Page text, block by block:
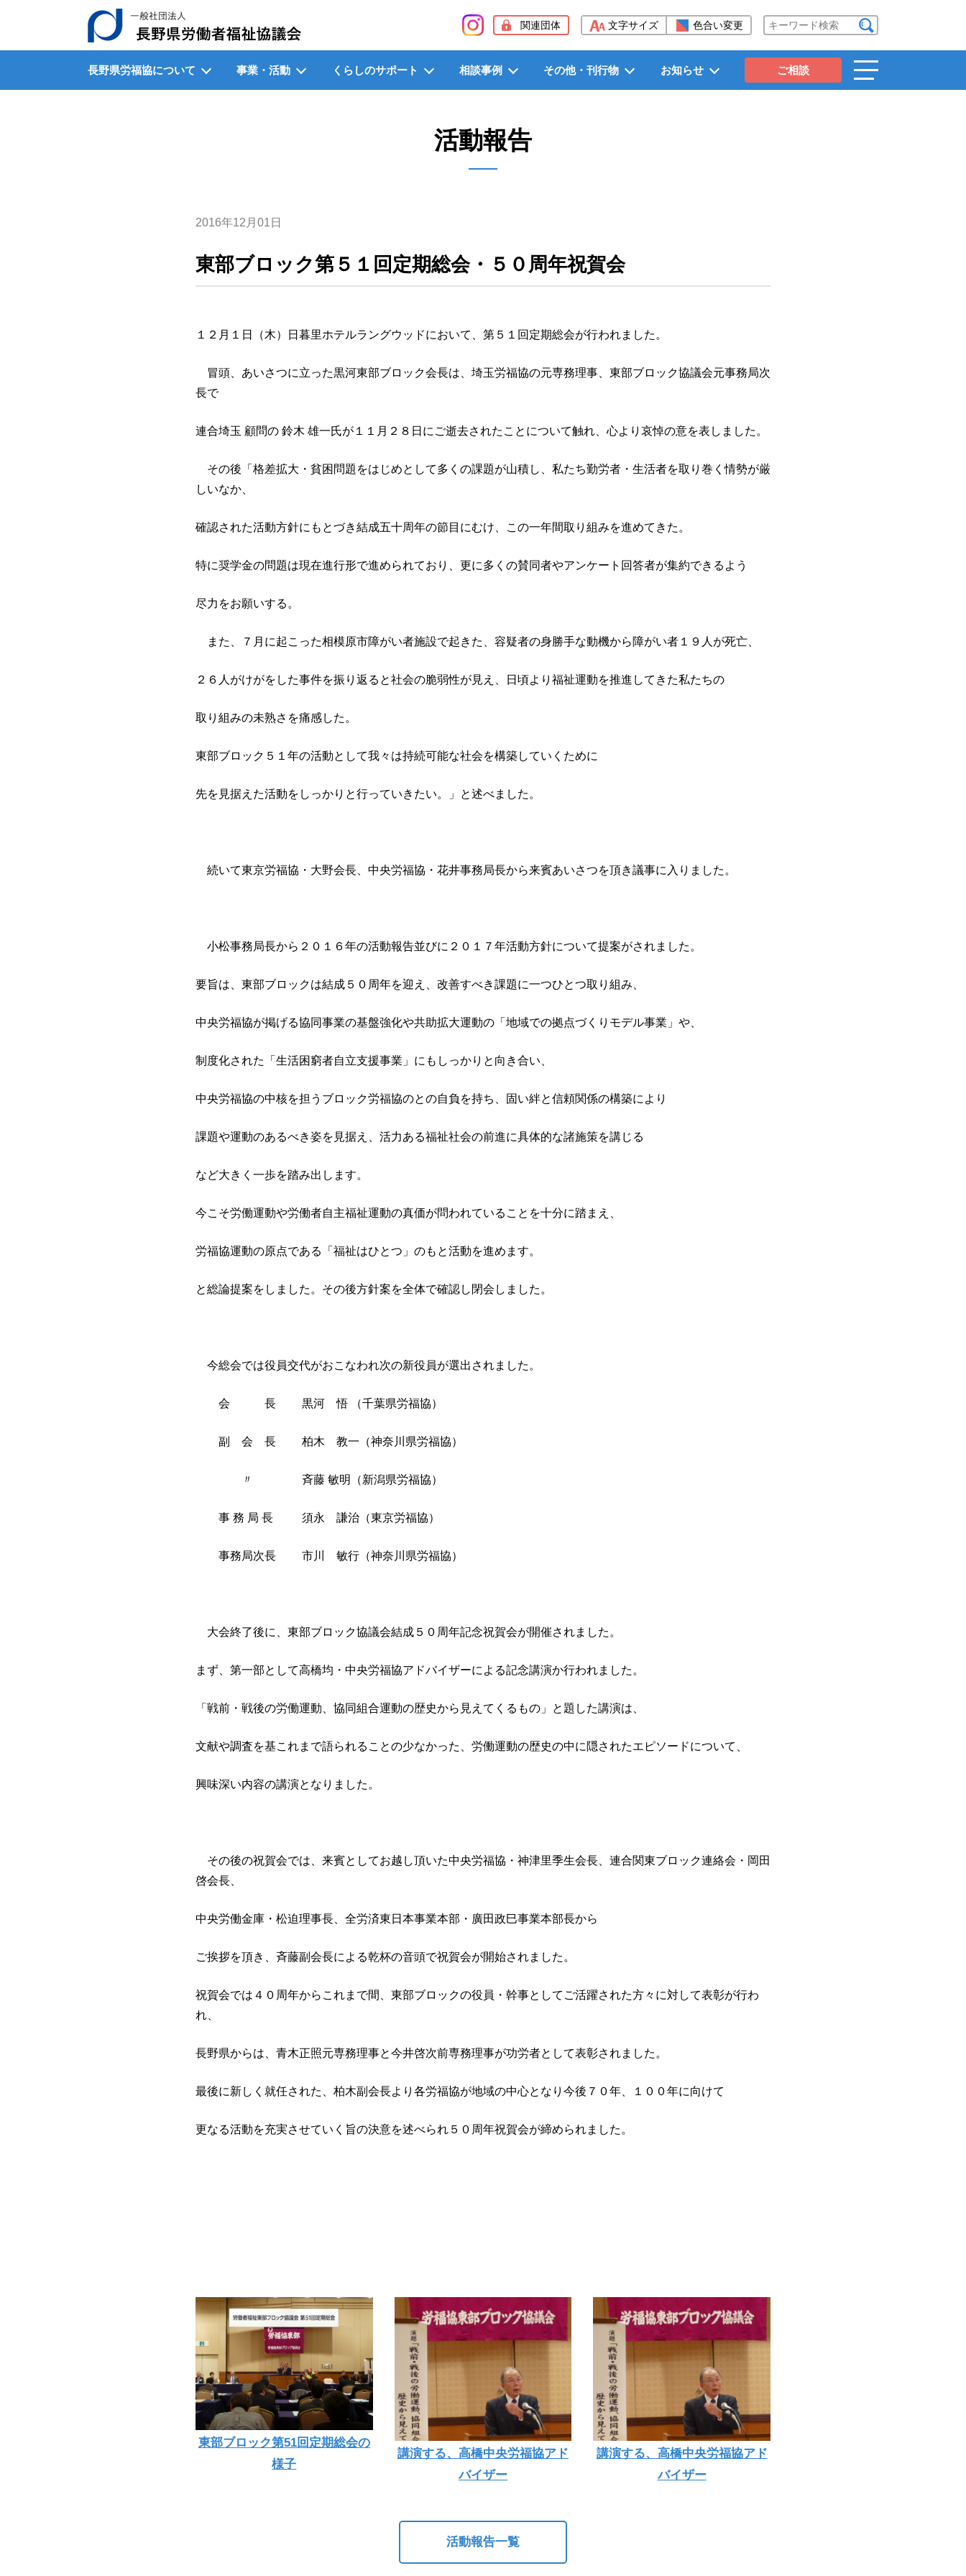
一般社団法人長野県労働者福祉協議会（長野県労福協）
関連団体 文字サイズ 色合い変更
長野県労福協について 事業・活動 くらしのサポート 相談事例 その他・刊行物 お知らせ ご相談
toggle
活動報告
2016年12月01日
東部ブロック第５１回定期総会・５０周年祝賀会
１２月１日（木）日暮里ホテルラングウッドにおいて、第５１回定期総会が行われました。
冒頭、あいさつに立った黒河東部ブロック会長は、埼玉労福協の元専務理事、東部ブロック協議会元事務局次
長で
連合埼玉 顧問の 鈴木 雄一氏が１１月２８日にご逝去されたことについて触れ、心より哀悼の意を表しました。
その後「格差拡大・貧困問題をはじめとして多くの課題が山積し、私たち勤労者・生活者を取り巻く情勢が厳
しいなか、
確認された活動方針にもとづき結成五十周年の節目にむけ、この一年間取り組みを進めてきた。
特に奨学金の問題は現在進行形で進められており、更に多くの賛同者やアンケート回答者が集約できるよう
尽力をお願いする。
また、７月に起こった相模原市障がい者施設で起きた、容疑者の身勝手な動機から障がい者１９人が死亡、
２６人がけがをした事件を振り返ると社会の脆弱性が見え、日頃より福祉運動を推進してきた私たちの
取り組みの未熟さを痛感した。
東部ブロック５１年の活動として我々は持続可能な社会を構築していくために
先を見据えた活動をしっかりと行っていきたい。」と述べました。
続いて東京労福協・大野会長、中央労福協・花井事務局長から来賓あいさつを頂き議事に入りました。
小松事務局長から２０１６年の活動報告並びに２０１７年活動方針について提案がされました。
要旨は、東部ブロックは結成５０周年を迎え、改善すべき課題に一つひとつ取り組み、
中央労福協が掲げる協同事業の基盤強化や共助拡大運動の「地域での拠点づくりモデル事業」や、
制度化された「生活困窮者自立支援事業」にもしっかりと向き合い、
中央労福協の中核を担うブロック労福協のとの自負を持ち、固い絆と信頼関係の構築により
課題や運動のあるべき姿を見据え、活力ある福祉社会の前進に具体的な諸施策を講じる
など大きく一歩を踏み出します。
今こそ労働運動や労働者自主福祉運動の真価が問われていることを十分に踏まえ、
労福協運動の原点である「福祉はひとつ」のもと活動を進めます。
と総論提案をしました。その後方針案を全体で確認し閉会しました。
今総会では役員交代がおこなわれ次の新役員が選出されました。
会 長 黒河 悟 （千葉県労福協）
副 会 長 柏木 教一（神奈川県労福協）
〃 斉藤 敏明（新潟県労福協）
事 務 局 長 須永 謙治（東京労福協）
事務局次長 市川 敏行（神奈川県労福協）
大会終了後に、東部ブロック協議会結成５０周年記念祝賀会が開催されました。
まず、第一部として高橋均・中央労福協アドバイザーによる記念講演か行われました。
「戦前・戦後の労働運動、協同組合運動の歴史から見えてくるもの」と題した講演は、
文献や調査を基これまで語られることの少なかった、労働運動の歴史の中に隠されたエピソードについて、
興味深い内容の講演となりました。
その後の祝賀会では、来賓としてお越し頂いた中央労福協・神津里季生会長、連合関東ブロック連絡会・岡田
啓会長、
中央労働金庫・松迫理事長、全労済東日本事業本部・廣田政巳事業本部長から
ご挨拶を頂き、斉藤副会長による乾杯の音頭で祝賀会が開始されました。
祝賀会では４０周年からこれまで間、東部ブロックの役員・幹事としてご活躍された方々に対して表彰が行わ
れ、
長野県からは、青木正照元専務理事と今井啓次前専務理事が功労者として表彰されました。
最後に新しく就任された、柏木副会長より各労福協が地域の中心となり今後７０年、１００年に向けて
更なる活動を充実させていく旨の決意を述べられ５０周年祝賀会が締められました。
東部ブロック第51回定期総会の
様子
講演する、高橋中央労福協アド
バイザー
講演する、高橋中央労福協アド
バイザー
活動報告一覧